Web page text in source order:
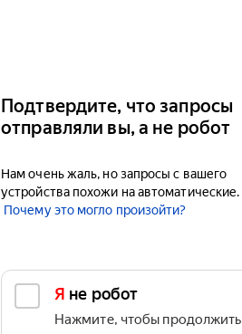
Подтвердите, что запросы
отправляли вы, а не робот
Нам очень жаль, но запросы с вашего
устройства похожи на автоматические.
Почему это могло произойти?
Я не робот
Нажмите, чтобы продолжить